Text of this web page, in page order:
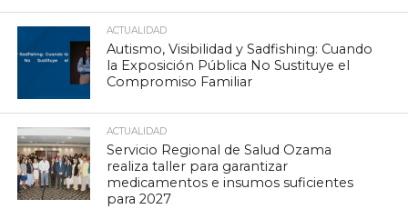
ACTUALIDAD
Autismo, Visibilidad y Sadfishing: Cuando
la Exposición Pública No Sustituye el
Compromiso Familiar
ACTUALIDAD
Servicio Regional de Salud Ozama
realiza taller para garantizar
medicamentos e insumos suficientes
para 2027